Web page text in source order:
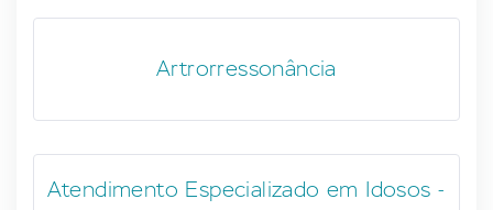
Artrorressonância
Atendimento Especializado em Idosos -